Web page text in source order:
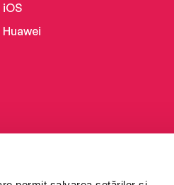
iOS
Huawei